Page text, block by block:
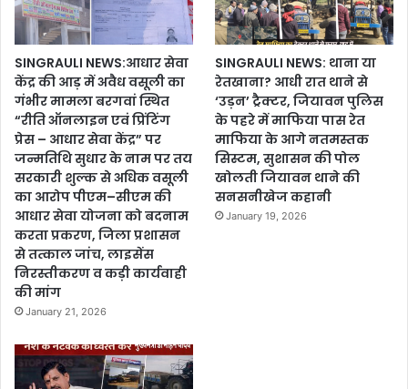
SINGRAULI NEWS:आधार सेवा
केंद्र की आड़ में अवैध वसूली का
गंभीर मामला बरगवां स्थित
“रीति ऑनलाइन एवं प्रिंटिंग
प्रेस – आधार सेवा केंद्र” पर
जन्मतिथि सुधार के नाम पर तय
सरकारी शुल्क से अधिक वसूली
का आरोप पीएम–सीएम की
आधार सेवा योजना को बदनाम
करता प्रकरण, जिला प्रशासन
से तत्काल जांच, लाइसेंस
निरस्तीकरण व कड़ी कार्यवाही
की मांग
January 21, 2026
SINGRAULI NEWS: थाना या
रेतखाना? आधी रात थाने से
‘उड़न’ ट्रैक्टर, जियावन पुलिस
के पहरे में माफिया पास रेत
माफिया के आगे नतमस्तक
सिस्टम, सुशासन की पोल
खोलती जियावन थाने की
सनसनीखेज कहानी
January 19, 2026